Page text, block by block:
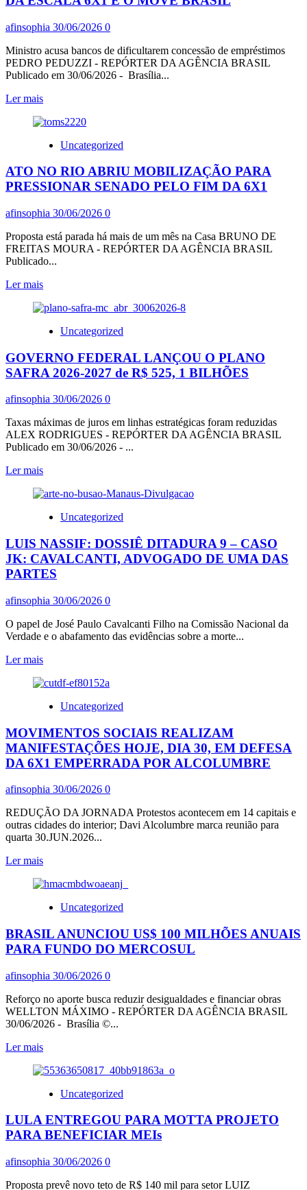
PARA
ENFRENTAR
EI
NIÑO
E
MUDANÇAS
afinsophia 30/06/2026 0
Ministro acusa bancos de dificultarem concessão de empréstimos
PEDRO PEDUZZI - REPÓRTER DA AGÊNCIA BRASIL
Publicado em 30/06/2026 - Brasília...
Ler maisLeia
sobre
CRITICOU
CONTRA
O
DA
ESCALA
6X1
E
O
BRASIL
Uncategorized
ATO NO RIO ABRIU MOBILIZAÇÃO PARA
PRESSIONAR SENADO PELO FIM DA 6X1
afinsophia 30/06/2026 0
Proposta está parada há mais de um mês na Casa BRUNO DE
FREITAS MOURA - REPÓRTER DA AGÊNCIA BRASIL
Publicado...
Ler maisLeia
sobre
NO
ABRIU
MOBILIZAÇÃO
PARA
PRESSIONAR
SENADO
PELO
FIM
DA
Uncategorized
GOVERNO FEDERAL LANÇOU O PLANO
SAFRA 2026-2027 de R$ 525, 1 BILHÕES
afinsophia 30/06/2026 0
Taxas máximas de juros em linhas estratégicas foram reduzidas
ALEX RODRIGUES - REPÓRTER DA AGÊNCIA BRASIL
Publicado em 30/06/2026 - ...
Ler maisLeia
sobre
FEDERAL
O
PLANO
SAFRA
2026-
de
R$
525,
1
Uncategorized
LUIS NASSIF: DOSSIÊ DITADURA 9 – CASO
JK: CAVALCANTI, ADVOGADO DE UMA DAS
PARTES
afinsophia 30/06/2026 0
O papel de José Paulo Cavalcanti Filho na Comissão Nacional da
Verdade e o abafamento das evidências sobre a morte...
Ler maisLeia
sobre
NASSIF:
DITADURA
9
–
CASO
CAVALCANTI,
ADVOGADO
DE
UMA
DAS
PARTES
Uncategorized
MOVIMENTOS SOCIAIS REALIZAM
MANIFESTAÇÕES HOJE, DIA 30, EM DEFESA
DA 6X1 EMPERRADA POR ALCOLUMBRE
afinsophia 30/06/2026 0
REDUÇÃO DA JORNADA Protestos acontecem em 14 capitais e
outras cidades do interior; Davi Alcolumbre marca reunião para
quarta 30.JUN.2026...
Ler maisLeia
sobre
SOCIAIS
MANIFESTAÇÕES
HOJE,
DIA
30,
EM
DEFESA
DA
6X1
POR
Uncategorized
BRASIL ANUNCIOU US$ 100 MILHÕES ANUAIS
PARA FUNDO DO MERCOSUL
afinsophia 30/06/2026 0
Reforço no aporte busca reduzir desigualdades e financiar obras
WELLTON MÁXIMO - REPÓRTER DA AGÊNCIA BRASIL
30/06/2026 - Brasília ©...
Ler maisLeia
sobre
ANUNCIOU
100
MILHÕES
PARA
FUNDO
DO
Uncategorized
LULA ENTREGOU PARA MOTTA PROJETO
PARA BENEFICIAR MEIs
afinsophia 30/06/2026 0
Proposta prevê novo teto de R$ 140 mil para setor LUIZ